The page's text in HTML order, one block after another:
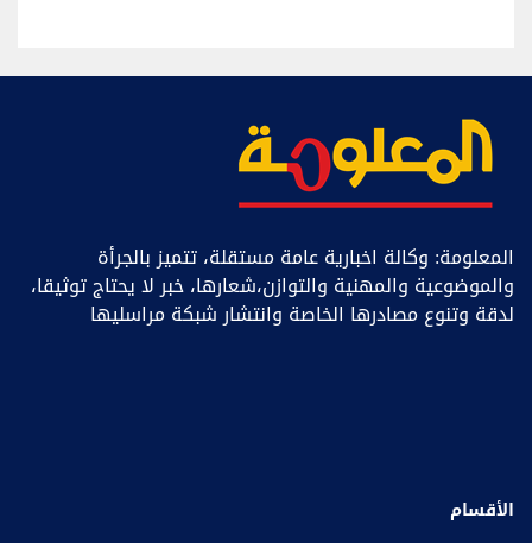
المعلومة: وكالة اخبارية عامة مستقلة، تتميز بالجرأة
والموضوعية والمهنية والتوازن،شعارها، خبر ﻻ يحتاج توثيقا،
لدقة وتنوع مصادرها الخاصة وانتشار شبكة مراسليها
الأقسام